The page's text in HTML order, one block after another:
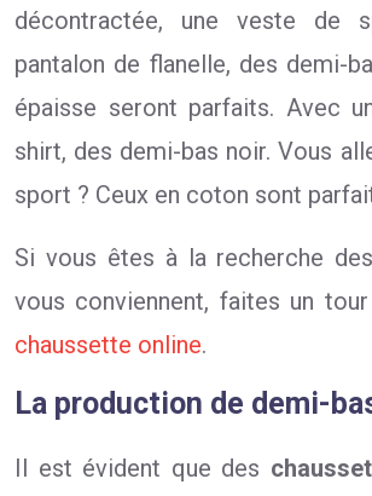
décontractée, une veste de
pantalon de flanelle, des demi-
épaisse seront parfaits. Avec
shirt, des demi-bas noir. Vous
sport ? Ceux en coton sont
Si vous êtes à la recherche
vous conviennent, faites un
chaussette online.
La production de demi-
Il est évident que des